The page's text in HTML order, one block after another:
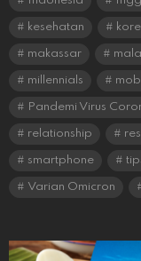
kesehatan
makassar
millennials
Pandemi Virus
relationship
smartphone
Varian Omicron